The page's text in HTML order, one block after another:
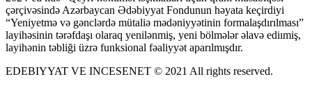
çərçivəsində Azərbaycan Ədəbiyyat Fondunun həyata keçirdiyi
“Yeniyetmə və gənclərdə mütaliə mədəniyyətinin formalaşdırılması”
layihəsinin tərəfdaşı olaraq yenilənmiş, yeni bölmələr əlavə ediımiş,
layihənin təbliği üzrə funksional fəaliyyət aparılmışdır.
EDEBIYYAT VE INCESENET © 2021 All rights reserved.